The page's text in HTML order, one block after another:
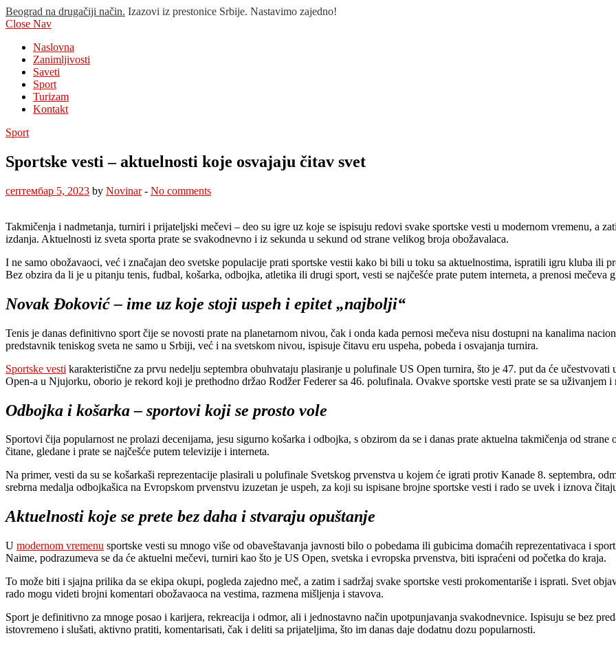
Beograd na drugačiji način. Izazovi iz prestonice Srbije. Nastavimo zajedno!
Close Nav
Naslovna
Zanimljivosti
Saveti
Sport
Turizam
Kontakt
Sport
Sportske vesti – aktuelnosti koje osvajaju čitav svet
септембар 5, 2023 by Novinar- No comments
Takmičenja i nadmetanja, turniri i prijateljski mečevi – deo su igre uz koje se ispisuju redovi svake sportske vesti u modernom vremenu, a
izdanja. Aktuelnosti iz sveta sporta prate se svakodnevno i iz sekunda u sekund od strane velikog broja obožavalaca.
I ne samo obožavaoci, već i značajan deo svetske populacije prati sportske vestii kako bi bili u toku sa aktuelnostima, ispratili igru kluba ili
Bez obzira da li je u pitanju tenis, fudbal, košarka, odbojka, atletika ili drugi sport, vesti se najčešće prate putem interneta, a prenosi mečeva
Novak Đoković – ime uz koje stoji uspeh i epitet „najbolji“
Tenis je danas definitivno sport čije se novosti prate na planetarnom nivou, čak i onda kada pernosi mečeva nisu dostupni na kanalima
predstavnik teniskog sveta ne samo u Srbiji, već i na svetskom nivou, ispisuje čitavu eru uspeha, pobeda i osvajanja turnira.
Sportske vesti karakteristične za prvu nedelju septembra obuhvataju plasiranje u polufinale US Open turnira, što je 47. put da će
Open-a u Njujorku, oborio je rekord koji je prethodno držao Rodžer Federer sa 46. polufinala. Ovakve sportske vesti prate se sa uživanjem
Odbojka i košarka – sportovi koji se prosto vole
Sportovi čija popularnost ne prolazi decenijama, jesu sigurno košarka i odbojka, s obzirom da se i danas prate aktuelna takmičenja od
čitane, gledane i prate se najčešće putem televizije i interneta.
Na primer, vesti da su se košarkaši reprezentacije plasirali u polufinale Svetskog prvenstva u kojem će igrati protiv Kanade 8. septembra,
srebrna medalja odbojkašica na Evropskom prvenstvu izuzetan je uspeh, za koji su ispisane brojne sportske vesti i rado se uvek i iznova
Aktuelnosti koje se prete bez daha i stvaraju opuštanje
U modernom vremenu sportske vesti su mnogo više od obaveštavanja javnosti bilo o pobedama ili gubicima domaćih reprezentativaca i
Naime, podrazumeva se da će aktuelni mečevi, turniri kao što je US Open, svetska i evropska prvenstva, biti ispraćeni od početka do kraja.
To može biti i sjajna prilika da se ekipa okupi, pogleda zajedno meč, a zatim i sadržaj svake sportske vesti prokomentariše i isprati. Svet
rado mogu videti brojni komentari obožavaoca na vestima, razmena mišljenja i stavova.
Sport je definitivno za mnoge posao i karijera, rekreacija i odmor, ali i jednostavno način upotpunjavanja svakodnevnice. Ispisuju se bez
istovremeno i slušati, aktivno pratiti, komentarisati, čak i deliti sa prijateljima, što im danas daje dodatnu dozu popularnosti.